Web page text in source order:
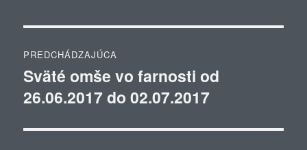
v
článku
PREDCHÁDZAJÚCA
Predchádzajúci
článok:
Sväté omše vo farnosti od
26.06.2017 do 02.07.2017